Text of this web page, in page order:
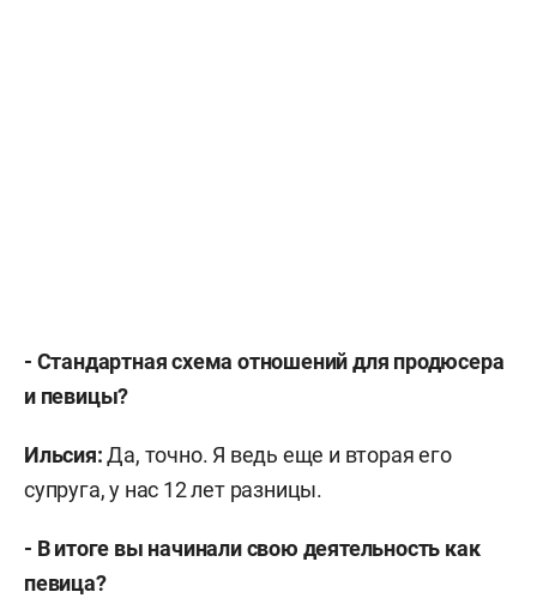
- Стандартная схема отношений для продюсера
и певицы?
Ильсия:Да, точно. Я ведь еще и вторая его
супруга, у нас 12 лет разницы.
- В итоге вы начинали свою деятельность как
певица?